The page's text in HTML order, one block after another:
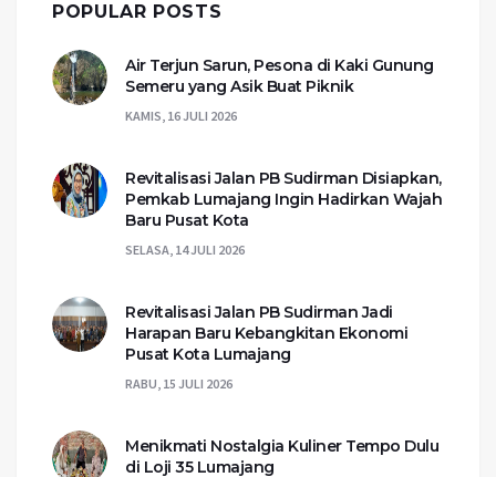
POPULAR POSTS
Air Terjun Sarun, Pesona di Kaki Gunung
Semeru yang Asik Buat Piknik
KAMIS, 16 JULI 2026
Revitalisasi Jalan PB Sudirman Disiapkan,
Pemkab Lumajang Ingin Hadirkan Wajah
Baru Pusat Kota
SELASA, 14 JULI 2026
Revitalisasi Jalan PB Sudirman Jadi
Harapan Baru Kebangkitan Ekonomi
Pusat Kota Lumajang
RABU, 15 JULI 2026
Menikmati Nostalgia Kuliner Tempo Dulu
di Loji 35 Lumajang